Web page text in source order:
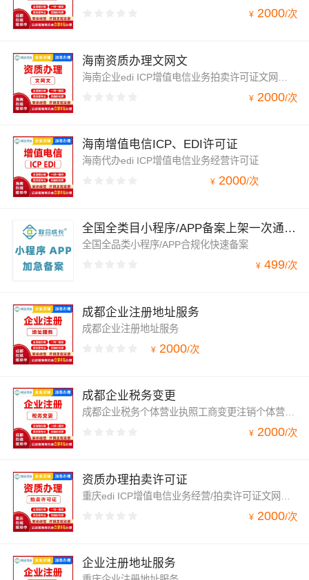
¥ 2000/次
海南资质办理文网文
¥ 2000/次
海南增值电信ICP、EDI许可证
海南代办edi ICP增值电信业务经营许可证
¥ 2000/次
全国全类目小程序/APP备案上架一次通过加急
全国全品类小程序/APP合规化快速备案
¥ 499/次
成都企业注册地址服务
成都企业注册地址服务
¥ 2000/次
成都企业税务变更
成都企业税务个体营业执照工商变更注销个体营业执照代办
¥ 2000/次
资质办理拍卖许可证
¥ 2000/次
企业注册地址服务